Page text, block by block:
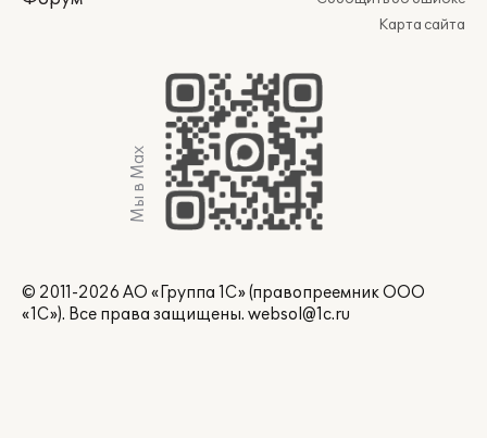
Карта сайта
Мы в Max
© 2011-2026 АО «Группа 1С» (правопреемник ООО
«1С»). Все права защищены. websol@1c.ru